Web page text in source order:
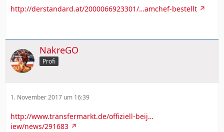
http://derstandard.at/2000066923301/…amchef-bestellt
NakreGO
Profi
1. November 2017 um 16:39
http://www.transfermarkt.de/offiziell-beij…
iew/news/291683